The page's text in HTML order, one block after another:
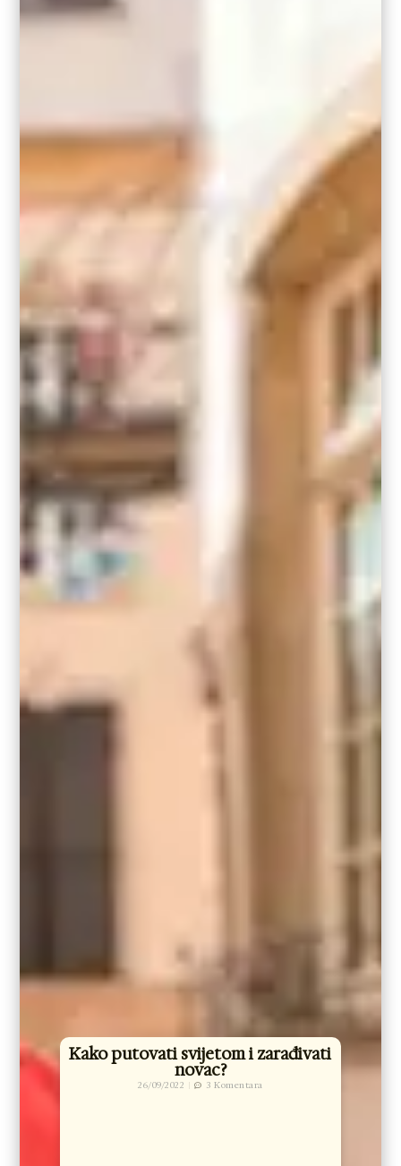
Kako putovati svijetom i zarađivati
novac?
26/09/2022 3 Komentara